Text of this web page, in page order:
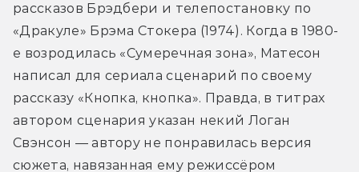
рассказов Брэдбери и телепостановку по
«Дракуле» Брэма Стокера (1974). Когда в 1980-
е возродилась «Сумеречная зона», Матесон
написал для сериала сценарий по своему
рассказу «Кнопка, кнопка». Правда, в титрах
автором сценария указан некий Логан
Свэнсон — автору не понравилась версия
сюжета, навязанная ему режиссёром